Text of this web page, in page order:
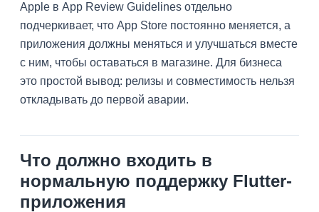
Apple в App Review Guidelines отдельно
подчеркивает, что App Store постоянно меняется, а
приложения должны меняться и улучшаться вместе
с ним, чтобы оставаться в магазине. Для бизнеса
это простой вывод: релизы и совместимость нельзя
откладывать до первой аварии.
Что должно входить в
нормальную поддержку Flutter-
приложения